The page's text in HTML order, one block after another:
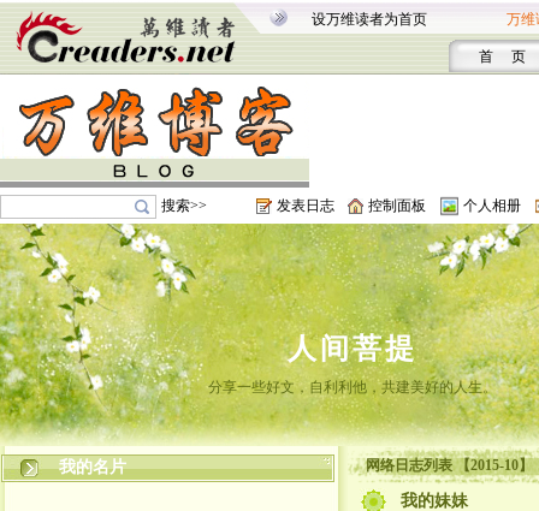
设万维读者为首页 万维
首 页
搜索>> 发表日志 控制面板 个人相册
人间菩提
分享一些好文，自利利他，共建美好的人生。
我的名片 网络日志列表 【2015-10】
我的妹妹